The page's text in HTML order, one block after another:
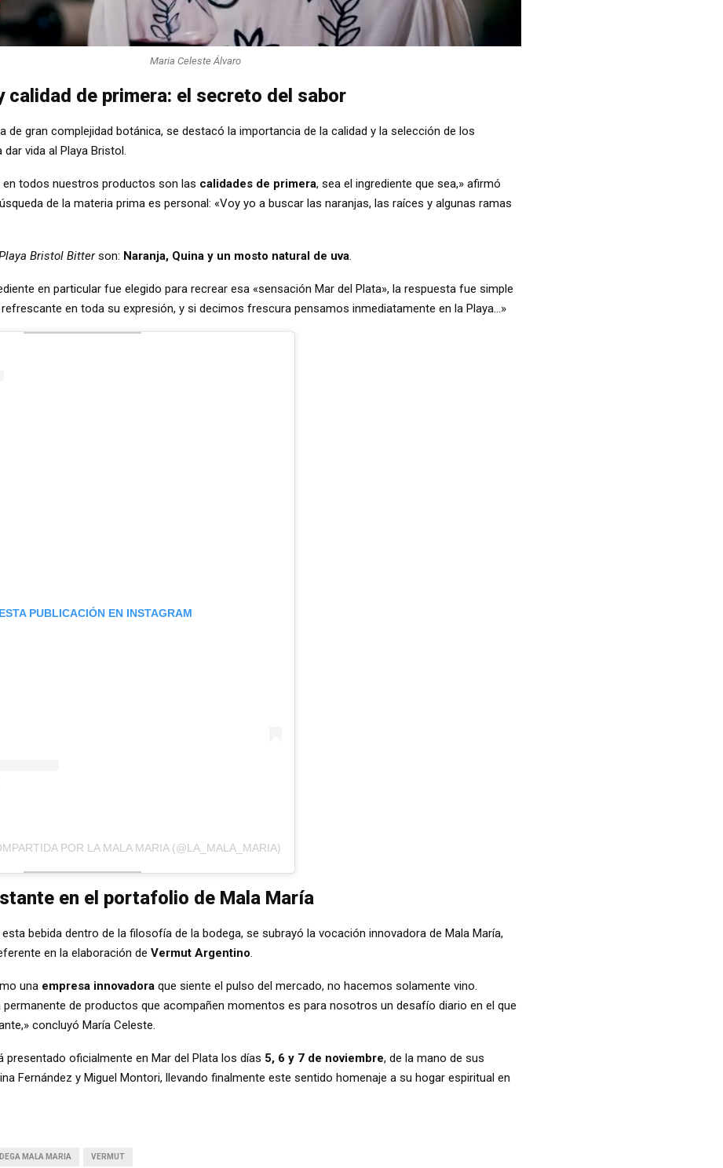
Maria Celeste Álvaro
calidad de primera: el secreto del sabor
de gran complejidad botánica, se destacó la importancia de la calidad y la selección de los
vida al Playa Bristol.
todos nuestros productos son las calidades de primera, sea el ingrediente que sea,» afirmó
de la materia prima es personal: «Voy yo a buscar las naranjas, las raíces y algunas ramas
Bristol Bitterson: Naranja, Quina y un mosto natural de uva.
en particular fue elegido para recrear esa «sensación Mar del Plata», la respuesta fue simple
en toda su expresión, y si decimos frescura pensamos inmediatamente en la Playa…»
PUBLICACIÓN EN INSTAGRAM
POR LA MALA MARIA (@LA_MALA_MARIA)
en el portafolio de Mala María
bebida dentro de la filosofía de la bodega, se subrayó la vocación innovadora de Mala María,
en la elaboración de Vermut Argentino.
una empresa innovadora que siente el pulso del mercado, no hacemos solamente vino.
permanente de productos que acompañen momentos es para nosotros un desafío diario en el que
concluyó María Celeste.
presentado oficialmente en Mar del Plata los días 5, 6 y 7 de noviembre, de la mano de sus
Fernández y Miguel Montori, llevando finalmente este sentido homenaje a su hogar espiritual en
MALA MARIA VERMUT